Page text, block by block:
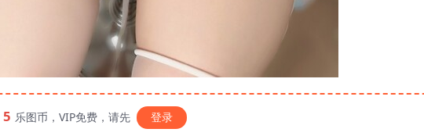
5 乐图币，VIP免费，请先 登录